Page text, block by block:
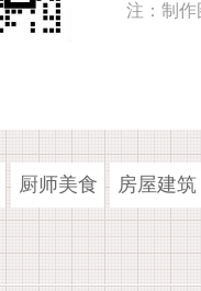
注：制作
厨师美食 房屋建筑